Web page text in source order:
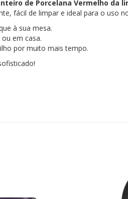
de Porcelana Vermelho da
fácil de limpar e ideal para o uso
à sua mesa.
em casa.
por muito mais tempo.